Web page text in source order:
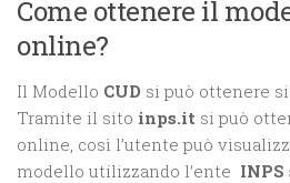
Come ottenere il
online?
Il Modello CUD si può ottenere
Tramite il sito inps.it si può
online, così l’utente può
modello utilizzando l’ente